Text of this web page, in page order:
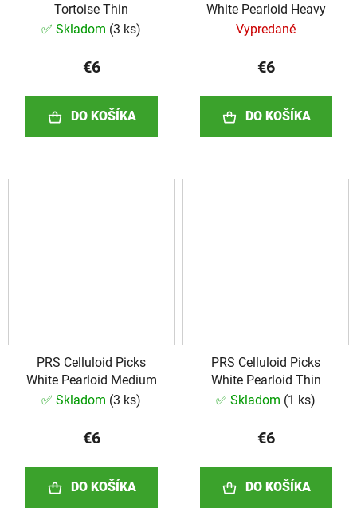
Tortoise Thin
✅ Skladom (3 ks)
€6
DO KOŠÍKA
White Pearloid Heavy
Vypredané
€6
DO KOŠÍKA
PRS Celluloid Picks
White Pearloid Medium
✅ Skladom (3 ks)
€6
DO KOŠÍKA
PRS Celluloid Picks
White Pearloid Thin
✅ Skladom (1 ks)
€6
DO KOŠÍKA